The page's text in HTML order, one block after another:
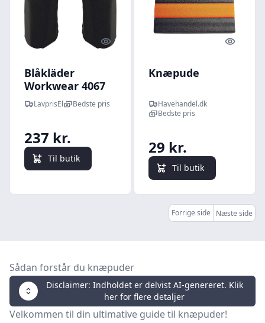
Quick look
Blåkläder
Workwear 4067
knæbeskyttere,
sort, str. XL/2XL
LavprisEl Bedste pris
237 kr.
Til butik
Quick
Knæpude
Havehandel.dk
Bedste pris
29 kr.
Til butik
Forrige side Næste side
Sådan forstår du knæpuder
Disclaimer: Indholdet er delvist AI-genereret. Klik
her for flere detaljer
Velkommen til din ultimative guide til knæpuder!